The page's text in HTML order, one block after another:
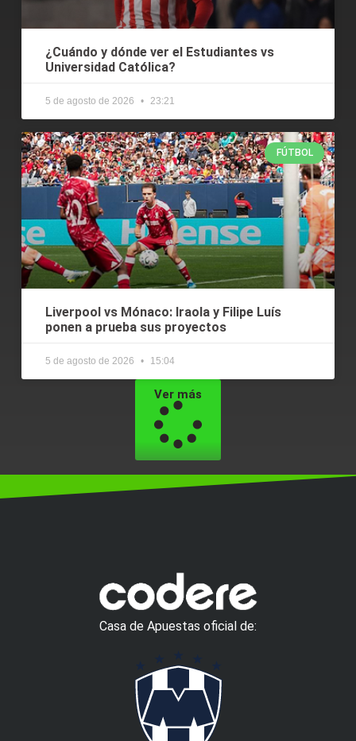
¿Cuándo y dónde ver el Estudiantes vs
Universidad Católica?
5 de agosto de 2026 23:21
FÚTBOL
Liverpool vs Mónaco: Iraola y Filipe Luís
ponen a prueba sus proyectos
5 de agosto de 2026 15:04
Ver más
Casa de Apuestas oficial de: